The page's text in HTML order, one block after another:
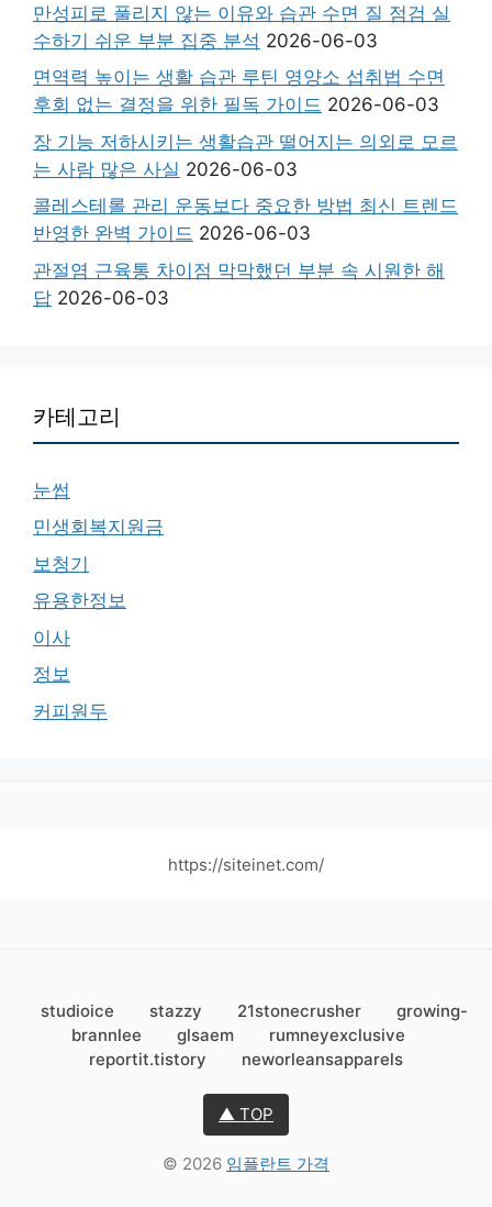
만성피로 풀리지 않는 이유와 습관 수면 질 점검 실
수하기 쉬운 부분 집중 분석 2026-06-03
면역력 높이는 생활 습관 루틴 영양소 섭취법 수면
후회 없는 결정을 위한 필독 가이드 2026-06-03
장 기능 저하시키는 생활습관 떨어지는 의외로 모르
는 사람 많은 사실 2026-06-03
콜레스테롤 관리 운동보다 중요한 방법 최신 트렌드
반영한 완벽 가이드 2026-06-03
관절염 근육통 차이점 막막했던 부분 속 시원한 해
답 2026-06-03
카테고리
눈썹
민생회복지원금
보청기
유용한정보
이사
정보
커피원두
https://siteinet.com/
studioice stazzy 21stonecrusher
growing-
brannlee
glsaem
rumneyexclusive
reportit.tistory
neworleansapparels
▲ TOP
© 2026 임플란트 가격